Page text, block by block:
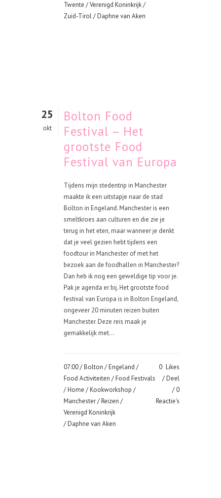
Twente /Verenigd Koninkrijk/
Zuid-Tirol/ Daphne van Aken
25
okt
Bolton Food
Festival – Het
grootste Food
Festival van Europa
Tijdens mijn stedentrip in Manchester
maakte ik een uitstapje naar de stad
Bolton in Engeland. Manchester is een
smeltkroes aan culturen en die zie je
terug in het eten, maar wanneer je denkt
dat je veel gezien hebt tijdens een
foodtour in Manchester of met het
bezoek aan de foodhallen in Manchester?
Dan heb ik nog een geweldige tip voor je.
Pak je agenda er bij. Het grootste food
festival van Europa is in Bolton Engeland,
ongeveer 20 minuten reizen buiten
Manchester. Deze reis maak je
gemakkelijk met...
07:00 /Bolton /Engeland /
Food Activiteiten /Food Festivals
/Home /Kookworkshop /
Manchester/Reizen /
Verenigd Koninkrijk
/ Daphne van Aken
0 Likes
Deel
0
Reactie's